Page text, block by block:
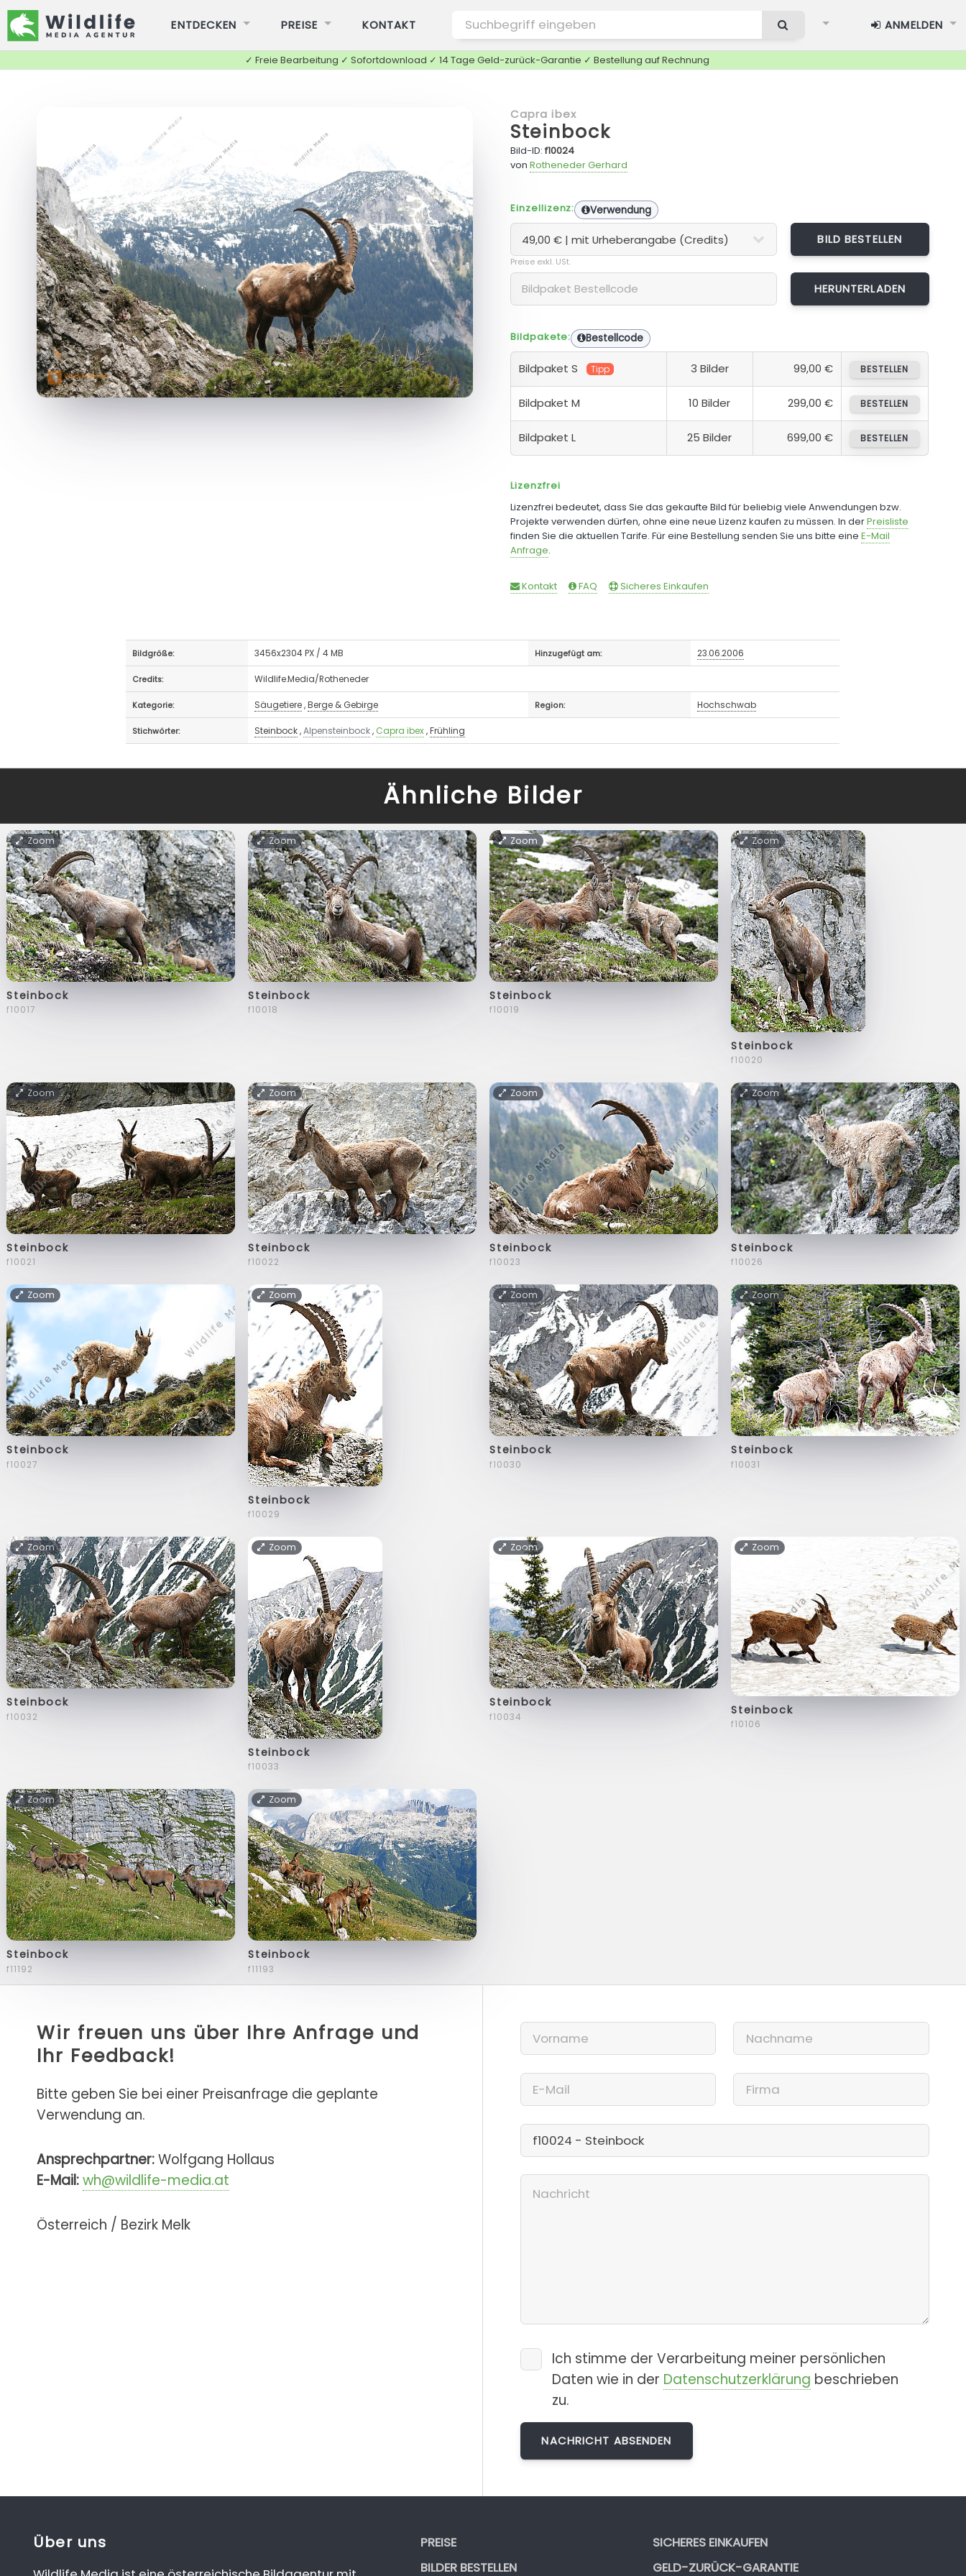
ENTDECKEN PREISE KONTAKT ANMELDEN
✓ Freie Bearbeitung ✓ Sofortdownload ✓ 14 Tage Geld-zurück-Garantie ✓ Bestellung auf Rechnung
Capra ibex
Steinbock
Bild-ID:f10024
von Rotheneder Gerhard
Einzellizenz: Verwendung
BILD BESTELLEN
Preise exkl. USt.
Bildpakete: Bestellcode
Bildpaket S Tipp 3 Bilder 99,00 € BESTELLEN
Bildpaket M 10 Bilder 299,00 € BESTELLEN
Bildpaket L 25 Bilder 699,00 € BESTELLEN
Lizenzfrei
Lizenzfrei bedeutet, dass Sie das gekaufte Bild für beliebig viele Anwendungen bzw.
Projekte verwenden dürfen, ohne eine neue Lizenz kaufen zu müssen. In derPreisliste
finden Sie die aktuellen Tarife. Für eine Bestellung senden Sie uns bitte eine E-Mail
Anfrage.
Kontakt FAQ Sicheres Einkaufen
Bildgröße: 3456x2304 PX / 4 MB Hinzugefügt am: 23.06.2006
Credits: Wildlife.Media/Rotheneder
Kategorie: Säugetiere,Berge & Gebirge Region: Hochschwab
Stichwörter: Steinbock,Alpensteinbock, Capra ibex,Frühling
Ähnliche Bilder
Zoom
Steinbock
f10017
Zoom
Steinbock
f10018
Zoom
Steinbock
f10019
Zoom
Steinbock
f10020
Zoom
Steinbock
f10021
Zoom
Steinbock
f10022
Zoom
Steinbock
f10023
Zoom
Steinbock
f10026
Zoom
Steinbock
f10027
Zoom
Steinbock
f10029
Zoom
Steinbock
f10030
Zoom
Steinbock
f10031
Zoom
Steinbock
f10032
Zoom
Steinbock
f10033
Zoom
Steinbock
f10034
Zoom
Steinbock
f10106
Zoom
Steinbock
f11192
Zoom
Steinbock
f11193
Wir freuen uns über Ihre Anfrage und
Ihr Feedback!
Bitte geben Sie bei einer Preisanfrage die geplante
Verwendung an.
Ansprechpartner:Wolfgang Hollaus
E-Mail:wh@wildlife-media.at
Österreich / Bezirk Melk
Ich stimme der Verarbeitung meiner persönlichen
Daten wie in der Datenschutzerklärung beschrieben
zu.
Über uns
PREISE
BILDER BESTELLEN
SICHERES EINKAUFEN
GELD-ZURÜCK-GARANTIE